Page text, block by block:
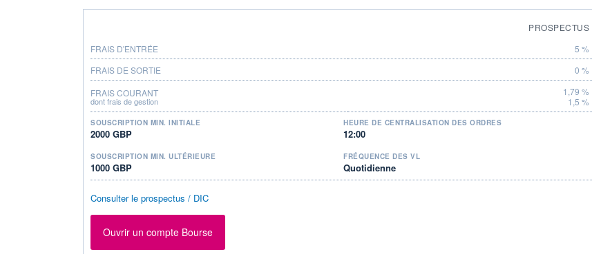
PROSPECTUS
FRAIS D'ENTRÉE
5 %
FRAIS DE SORTIE
0 %
FRAIS COURANT
dont frais de gestion
1,79 %
1,5 %
SOUSCRIPTION MIN. INITIALE
2000 GBP
HEURE DE CENTRALISATION DES ORDRES
12:00
SOUSCRIPTION MIN. ULTÉRIEURE
1000 GBP
FRÉQUENCE DES VL
Quotidienne
Consulter le prospectus / DIC
Ouvrir un compte Bourse